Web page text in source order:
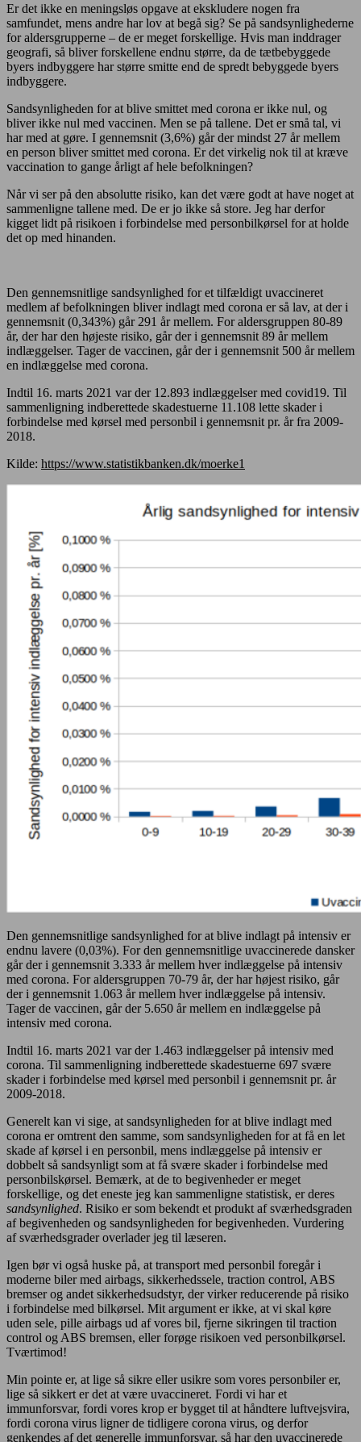
Er det ikke en meningsløs opgave at ekskludere nogen fra
samfundet, mens andre har lov at begå sig? Se på sandsynlighederne
for aldersgrupperne – de er meget forskellige. Hvis man inddrager
geografi, så bliver forskellene endnu større, da de tætbebyggede
byers indbyggere har større smitte end de spredt bebyggede byers
indbyggere.
Sandsynligheden for at blive smittet med corona er ikke nul, og
bliver ikke nul med vaccinen. Men se på tallene. Det er små tal, vi
har med at gøre. I gennemsnit (3,6%) går der mindst 27 år mellem
en person bliver smittet med corona. Er det virkelig nok til at kræve
vaccination to gange årligt af hele befolkningen?
Når vi ser på den absolutte risiko, kan det være godt at have noget at
sammenligne tallene med. De er jo ikke så store. Jeg har derfor
kigget lidt på risikoen i forbindelse med personbilkørsel for at holde
det op med hinanden.
Den gennemsnitlige sandsynlighed for et tilfældigt uvaccineret
medlem af befolkningen bliver indlagt med corona er så lav, at der i
gennemsnit (0,343%) går 291 år mellem. For aldersgruppen 80-89
år, der har den højeste risiko, går der i gennemsnit 89 år mellem
indlæggelser. Tager de vaccinen, går der i gennemsnit 500 år mellem
en indlæggelse med corona.
Indtil 16. marts 2021 var der 12.893 indlæggelser med covid19. Til
sammenligning indberettede skadestuerne 11.108 lette skader i
forbindelse med kørsel med personbil i gennemsnit pr. år fra 2009-
2018.
Kilde: https://www.statistikbanken.dk/moerke1
Den gennemsnitlige sandsynlighed for at blive indlagt på intensiv er
endnu lavere (0,03%). For den gennemsnitlige uvaccinerede dansker
går der i gennemsnit 3.333 år mellem hver indlæggelse på intensiv
med corona. For aldersgruppen 70-79 år, der har højest risiko, går
der i gennemsnit 1.063 år mellem hver indlæggelse på intensiv.
Tager de vaccinen, går der 5.650 år mellem en indlæggelse på
intensiv med corona.
Indtil 16. marts 2021 var der 1.463 indlæggelser på intensiv med
corona. Til sammenligning indberettede skadestuerne 697 svære
skader i forbindelse med kørsel med personbil i gennemsnit pr. år
2009-2018.
Generelt kan vi sige, at sandsynligheden for at blive indlagt med
corona er omtrent den samme, som sandsynligheden for at få en let
skade af kørsel i en personbil, mens indlæggelse på intensiv er
dobbelt så sandsynligt som at få svære skader i forbindelse med
personbilskørsel. Bemærk, at de to begivenheder er meget
forskellige, og det eneste jeg kan sammenligne statistisk, er deres
sandsynlighed. Risiko er som bekendt et produkt af sværhedsgraden
af begivenheden og sandsynligheden for begivenheden. Vurdering
af sværhedsgrader overlader jeg til læseren.
Igen bør vi også huske på, at transport med personbil foregår i
moderne biler med airbags, sikkerhedssele, traction control, ABS
bremser og andet sikkerhedsudstyr, der virker reducerende på risiko
i forbindelse med bilkørsel. Mit argument er ikke, at vi skal køre
uden sele, pille airbags ud af vores bil, fjerne sikringen til traction
control og ABS bremsen, eller forøge risikoen ved personbilkørsel.
Tværtimod!
Min pointe er, at lige så sikre eller usikre som vores personbiler er,
lige så sikkert er det at være uvaccineret. Fordi vi har et
immunforsvar, fordi vores krop er bygget til at håndtere luftvejsvira,
fordi corona virus ligner de tidligere corona virus, og derfor
genkendes af det generelle immunforsvar, så har den uvaccinerede